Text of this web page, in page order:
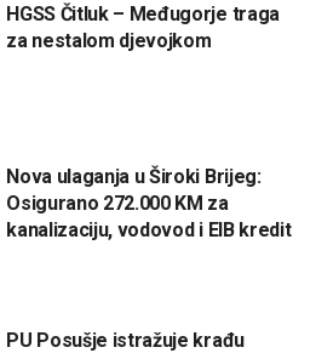
HGSS Čitluk – Međugorje traga
za nestalom djevojkom
Nova ulaganja u Široki Brijeg:
Osigurano 272.000 KM za
kanalizaciju, vodovod i EIB kredit
PU Posušje istražuje krađu